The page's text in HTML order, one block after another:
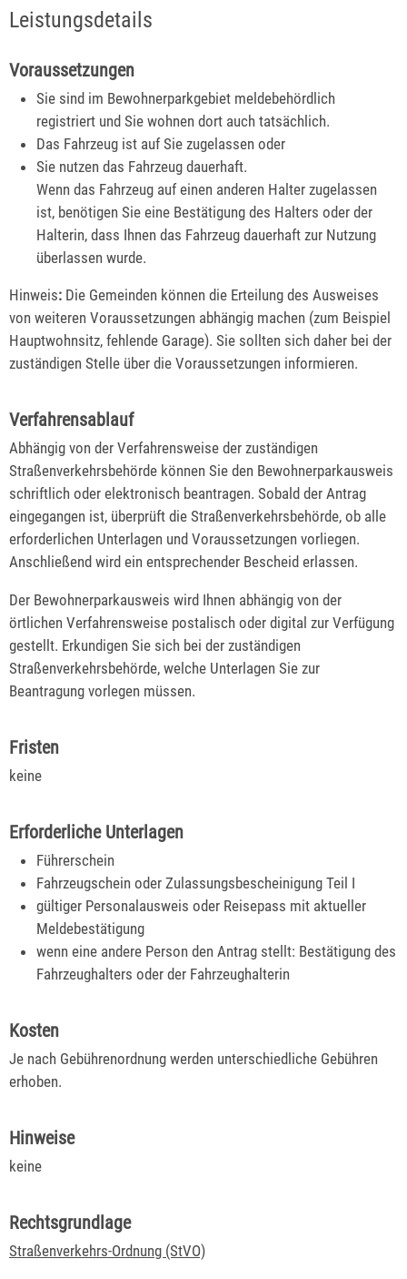
Leistungsdetails
Voraussetzungen
Sie sind im Bewohnerparkgebiet meldebehördlich
registriert und Sie wohnen dort auch tatsächlich.
Das Fahrzeug ist auf Sie zugelassen oder
Sie nutzen das Fahrzeug dauerhaft.
Wenn das Fahrzeug auf einen anderen Halter zugelassen
ist, benötigen Sie eine Bestätigung des Halters oder der
Halterin, dass Ihnen das Fahrzeug dauerhaft zur Nutzung
überlassen wurde.
Hinweis: Die Gemeinden können die Erteilung des Ausweises
von weiteren Voraussetzungen abhängig machen (zum Beispiel
Hauptwohnsitz, fehlende Garage). Sie sollten sich daher bei der
zuständigen Stelle über die Voraussetzungen informieren.
Verfahrensablauf
Abhängig von der Verfahrensweise der zuständigen
Straßenverkehrsbehörde können Sie den Bewohnerparkausweis
schriftlich oder elektronisch beantragen. Sobald der Antrag
eingegangen ist, überprüft die Straßenverkehrsbehörde, ob alle
erforderlichen Unterlagen und Voraussetzungen vorliegen.
Anschließend wird ein entsprechender Bescheid erlassen.
Der Bewohnerparkausweis wird Ihnen abhängig von der
örtlichen Verfahrensweise postalisch oder digital zur Verfügung
gestellt. Erkundigen Sie sich bei der zuständigen
Straßenverkehrsbehörde, welche Unterlagen Sie zur
Beantragung vorlegen müssen.
Fristen
keine
Erforderliche Unterlagen
Führerschein
Fahrzeugschein oder Zulassungsbescheinigung Teil I
gültiger Personalausweis oder Reisepass mit aktueller
Meldebestätigung
wenn eine andere Person den Antrag stellt: Bestätigung des
Fahrzeughalters oder der Fahrzeughalterin
Kosten
Je nach Gebührenordnung werden unterschiedliche Gebühren
erhoben.
Hinweise
keine
Rechtsgrundlage
Straßenverkehrs-Ordnung (StVO)